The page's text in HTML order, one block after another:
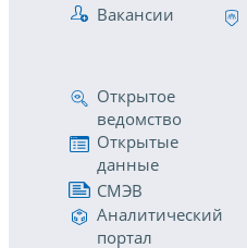
Вакансии
Открытое
ведомство
Открытые
данные
СМЭВ
Аналитический
портал